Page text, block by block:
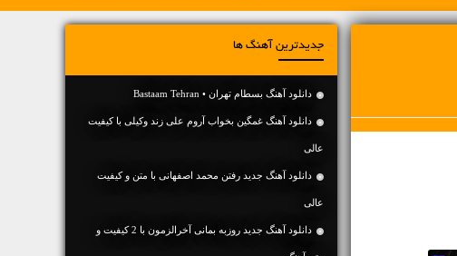
جدیدترین آهنگ ها
دانلود آهنگ بسطام تهران • Bastaam Tehran
دانلود آهنگ غمگین بخواب آروم علی زند وکیلی با کیفیت
عالی
دانلود آهنگ جديد رفتن محمد اصفهانی با متن و کیفیت
عالی
دانلود آهنگ جديد روزبه بمانی آخرالزمون با 2 کیفیت و